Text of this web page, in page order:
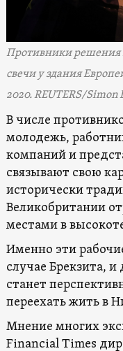
Противники решения
свечи у здания
2020. REUTERS/Simon
В числе
молодежь,
компаний и
связывают свою
исторически
Великобритании
местами в
Именно эти
случае Брекзита,
станет
переехать жить в
Мнение многих
Financial Times